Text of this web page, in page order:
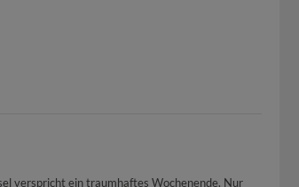
verspricht ein traumhaftes Wochenende. Nur